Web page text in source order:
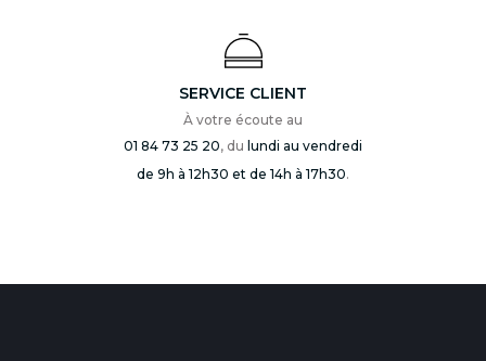
SERVICE CLIENT
À votre écoute au
01 84 73 25 20, du lundi au vendredi
de 9h à 12h30 et de 14h à 17h30.